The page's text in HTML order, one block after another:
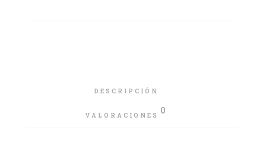
DESCRIPCIÓN
VALORACIONES 0